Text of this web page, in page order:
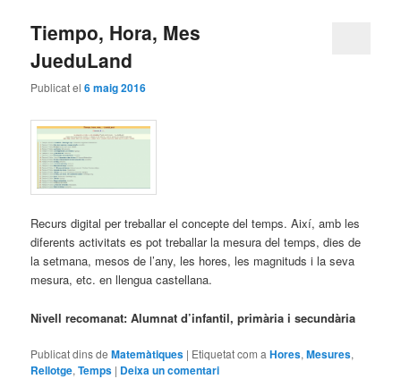
Tiempo, Hora, Mes
JueduLand
Publicat el6 maig 2016
Recurs digital per treballar el concepte del temps. Així, amb les
diferents activitats es pot treballar la mesura del temps, dies de
la setmana, mesos de l’any, les hores, les magnituds i la seva
mesura, etc. en llengua castellana.
Nivell recomanat: Alumnat d’infantil, primària i secundària
Publicat dins de Matemàtiques | Etiquetat com a Hores,Mesures,
Rellotge,Temps | Deixa un comentari